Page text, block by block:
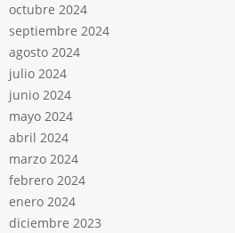
octubre 2024
septiembre 2024
agosto 2024
julio 2024
junio 2024
mayo 2024
abril 2024
marzo 2024
febrero 2024
enero 2024
diciembre 2023